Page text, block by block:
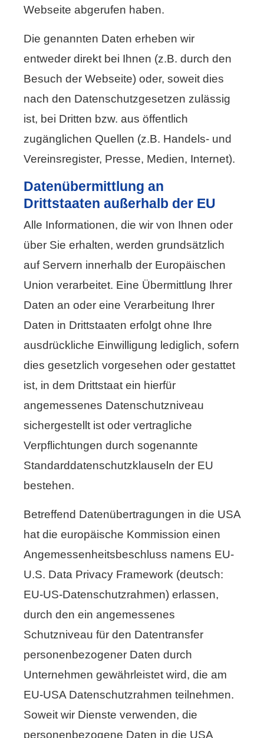
Webseite abgerufen haben.
Die genannten Daten erheben wir
entweder direkt bei Ihnen (z.B. durch den
Besuch der Webseite) oder, soweit dies
nach den Datenschutzgesetzen zulässig
ist, bei Dritten bzw. aus öffentlich
zugänglichen Quellen (z.B. Handels- und
Vereinsregister, Presse, Medien, Internet).
Datenübermittlung an
Drittstaaten außerhalb der EU
Alle Informationen, die wir von Ihnen oder
über Sie erhalten, werden grundsätzlich
auf Servern innerhalb der Europäischen
Union verarbeitet. Eine Übermittlung Ihrer
Daten an oder eine Verarbeitung Ihrer
Daten in Drittstaaten erfolgt ohne Ihre
ausdrückliche Einwilligung lediglich, sofern
dies gesetzlich vorgesehen oder gestattet
ist, in dem Drittstaat ein hierfür
angemessenes Datenschutzniveau
sichergestellt ist oder vertragliche
Verpflichtungen durch sogenannte
Standarddatenschutzklauseln der EU
bestehen.
Betreffend Datenübertragungen in die USA
hat die europäische Kommission einen
Angemessenheitsbeschluss namens EU-
U.S. Data Privacy Framework (deutsch:
EU-US-Datenschutzrahmen) erlassen,
durch den ein angemessenes
Schutzniveau für den Datentransfer
personenbezogener Daten durch
Unternehmen gewährleistet wird, die am
EU-USA Datenschutzrahmen teilnehmen.
Soweit wir Dienste verwenden, die
personenbezogene Daten in die USA